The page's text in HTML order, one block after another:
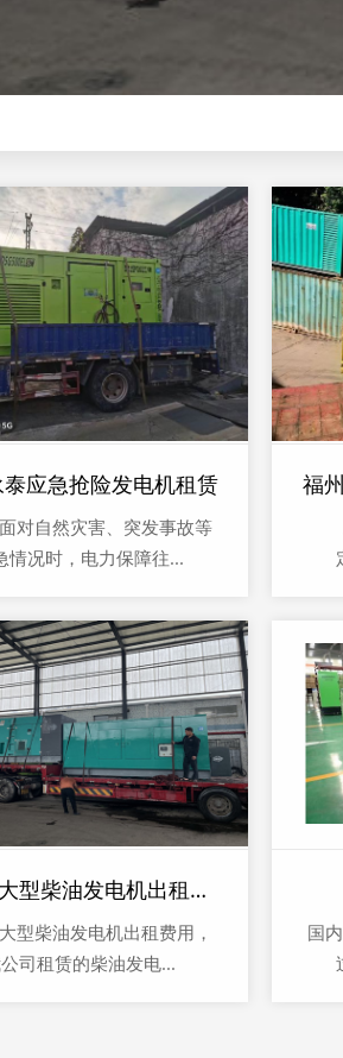
应急抢险发电机租赁
自然灾害、突发事故等
情况时，电力保障往...
福
对
连江县大型柴油发电机出租费用
型柴油发电机出租费用，
司租赁的柴油发电...
国